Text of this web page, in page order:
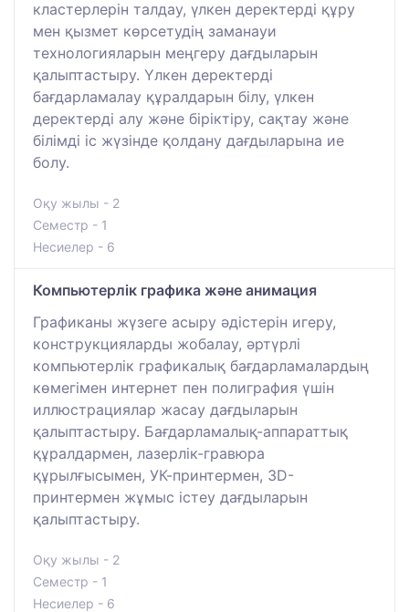
кластерлерін талдау, үлкен деректерді құру
мен қызмет көрсетудің заманауи
технологияларын меңгеру дағдыларын
қалыптастыру. Үлкен деректерді
бағдарламалау құралдарын білу, үлкен
деректерді алу және біріктіру, сақтау және
білімді іс жүзінде қолдану дағдыларына ие
болу.
Оқу жылы - 2
Семестр - 1
Несиелер - 6
Компьютерлік графика және анимация
Графиканы жүзеге асыру әдістерін игеру,
конструкцияларды жобалау, әртүрлі
компьютерлік графикалық бағдарламалардың
көмегімен интернет пен полиграфия үшін
иллюстрациялар жасау дағдыларын
қалыптастыру. Бағдарламалық-аппараттық
құралдармен, лазерлік-гравюра
құрылғысымен, УК-принтермен, 3D-
принтермен жұмыс істеу дағдыларын
қалыптастыру.
Оқу жылы - 2
Семестр - 1
Несиелер - 6